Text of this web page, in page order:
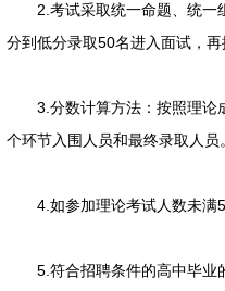
2.考试采取统一命题、统一组
分到低分录取50名进入面试，
3.分数计算方法：按照理论成
个环节入围人员和最终录取人员
4.如参加理论考试人数未满50
5.符合招聘条件的高中毕业的